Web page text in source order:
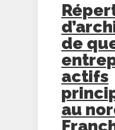
de
actifs
au